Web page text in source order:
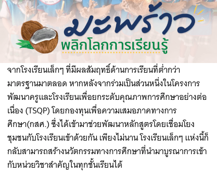
จากโรงเรียนเล็กๆ ที่มีผลสัมฤทธิ์ด้านการเรียนที่ต่ำกว่า
มาตรฐานมาตลอด หากหลังจากร่วมเป็นส่วนหนึ่งในโครงการ
พัฒนาครูและโรงเรียนเพื่อยกระดับคุณภาพการศึกษาอย่างต่อ
เนื่อง (TSQP) โดยกองทุนเพื่อความเสมอภาคทางการ
ศึกษา(กสศ.) ซึ่งได้เข้ามาช่วยพัฒนาหลักสูตรโดยเชื่อมโยง
ชุมชนกับโรงเรียนเข้าด้วยกัน เพียงไม่นาน โรงเรียนเล็กๆ แห่งนี้ก็
กลับสามารถสร้างนวัตกรรมทางการศึกษาที่นำมาบูรณาการเข้า
กับหน่วยวิชาสำคัญในทุกชั้นเรียนได้